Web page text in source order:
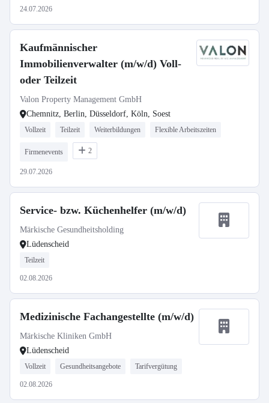
24.07.2026
Kaufmännischer
Immobilienverwalter (m/w/d) Voll-
oder Teilzeit
Valon Property Management GmbH
Chemnitz, Berlin, Düsseldorf, Köln, Soest
Vollzeit Teilzeit Weiterbildungen Flexible Arbeitszeiten
Firmenevents 2
29.07.2026
Service- bzw. Küchenhelfer (m/w/d)
Märkische Gesundheitsholding
Lüdenscheid
Teilzeit
02.08.2026
Medizinische Fachangestellte (m/w/d)
Märkische Kliniken GmbH
Lüdenscheid
Vollzeit Gesundheitsangebote Tarifvergütung
02.08.2026